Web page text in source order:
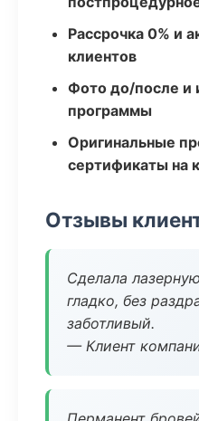
Рассрочка 0% и
клиентов
Фото до/после и
программы
Оригинальные
сертификаты на
Отзывы
Сделала
гладко, без
заботливый.
— Клиент